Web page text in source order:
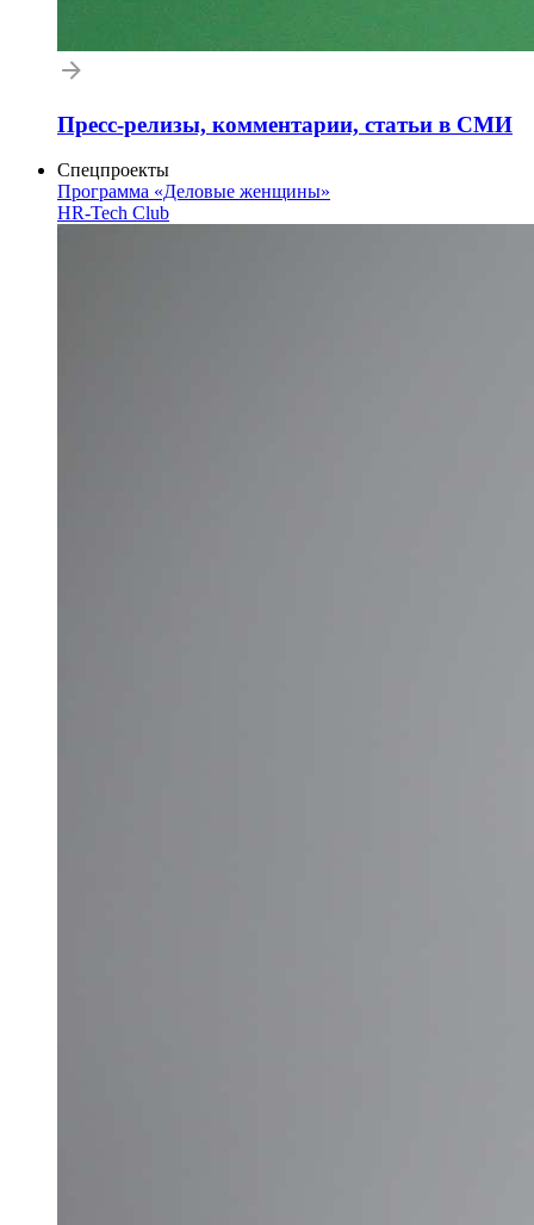
Пресс-релизы, комментарии, статьи в СМИ
Спецпроекты
Программа «Деловые женщины»
HR-Tech Club